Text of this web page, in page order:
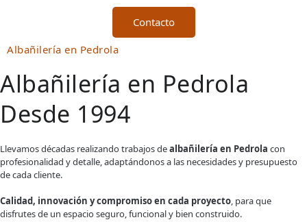
Contacto
Albañilería en Pedrola
Albañilería en Pedrola
Desde 1994
Llevamos décadas realizando trabajos dealbañilería en Pedrola con
profesionalidad y detalle, adaptándonos a las necesidades y presupuesto
de cada cliente.
Calidad, innovación y compromiso en cada proyecto, para que
disfrutes de un espacio seguro, funcional y bien construido.